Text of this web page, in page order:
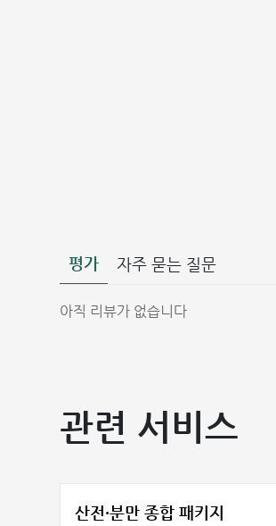
평가 자주 묻는 질문
아직 리뷰가 없습니다
관련 서비스
산전·분만 종합 패키지